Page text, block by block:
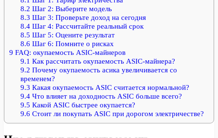
8.2 Шаг 2: Выберите модель
8.3 Шаг 3: Проверьте доход на сегодня
8.4Шаг 4: Рассчитайте реальный срок
8.5 Шаг 5: Оцените результат
8.6 Шаг 6: Помните о рисках
9 FAQ: окупаемость ASIC-майнеров
9.1 Как рассчитать окупаемость ASIC-майнера?
9.2 Почему окупаемость асика увеличивается со
временем?
9.3 Какая окупаемость ASIC считается нормальной?
9.4Что влияет на доходность ASIC больше всего?
9.5 Какой ASIC быстрее окупается?
9.6 Стоит ли покупать ASIC при дорогом электричестве?